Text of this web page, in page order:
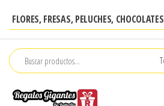
contenido
FLORES, FRESAS, PELUCHES, CHOCOLATES